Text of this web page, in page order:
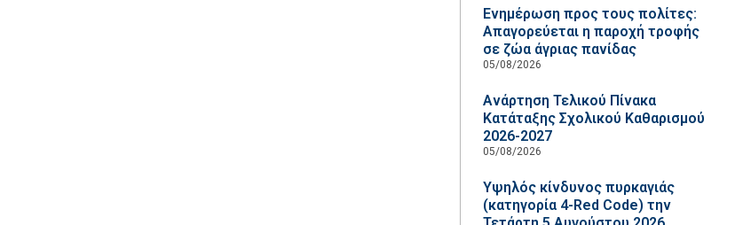
Ενημέρωση προς τους πολίτες:
Απαγορεύεται η παροχή τροφής
σε ζώα άγριας πανίδας
05/08/2026
Ανάρτηση Τελικού Πίνακα
Κατάταξης Σχολικού Καθαρισμού
2026-2027
05/08/2026
Υψηλός κίνδυνος πυρκαγιάς
(κατηγορία 4-Red Code) την